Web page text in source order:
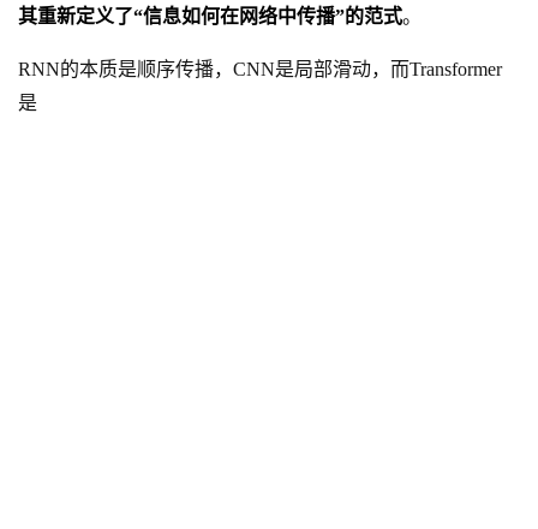
其重新定义了“信息如何在网络中传播”的范式。
RNN的本质是顺序传播，CNN是局部滑动，而Transformer
是